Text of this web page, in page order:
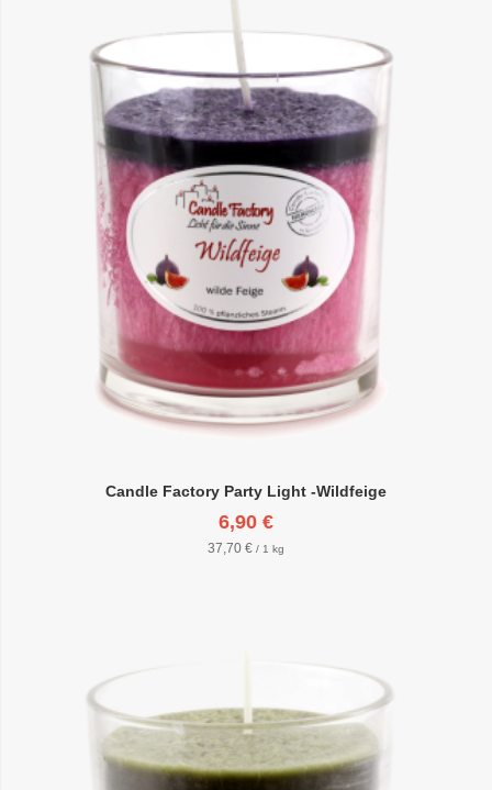
Candle Factory Party Light -Wildfeige
6,90 €
37,70 € / 1 kg